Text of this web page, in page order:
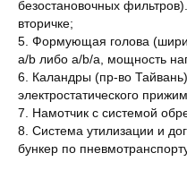
безостановочных
вторичке;
5. Формующая голова
a/b либо a/b/a, мощность
6. Каландры (пр-во
электростатического
7. Намотчик с системой
8. Система утилизации и
бункер по